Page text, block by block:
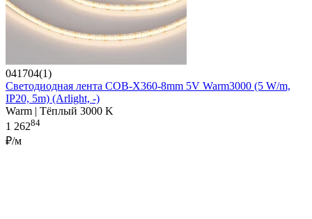
041704(1)
Светодиодная лента COB-X360-8mm 5V Warm3000 (5 W/m,
IP20, 5m) (Arlight, -)
Warm | Тёплый 3000 K
1 26284
₽/м